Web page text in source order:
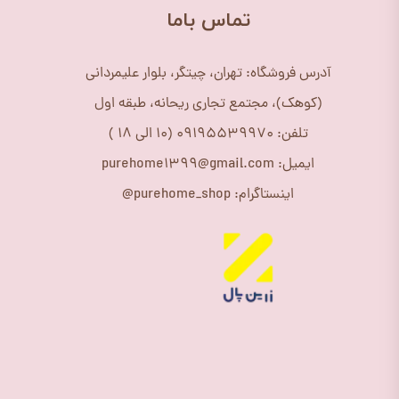
​تماس باما
آدرس فروشگاه: تهران، چیتگر، بلوار علیمردانی
(کوهک)، مجتمع تجاری ریحانه، طبقه اول
تلفن: 09195539970 (10 الی 18 )
ایمیل: purehome1399@gmail.com
اینستاگرام: purehome_shop@